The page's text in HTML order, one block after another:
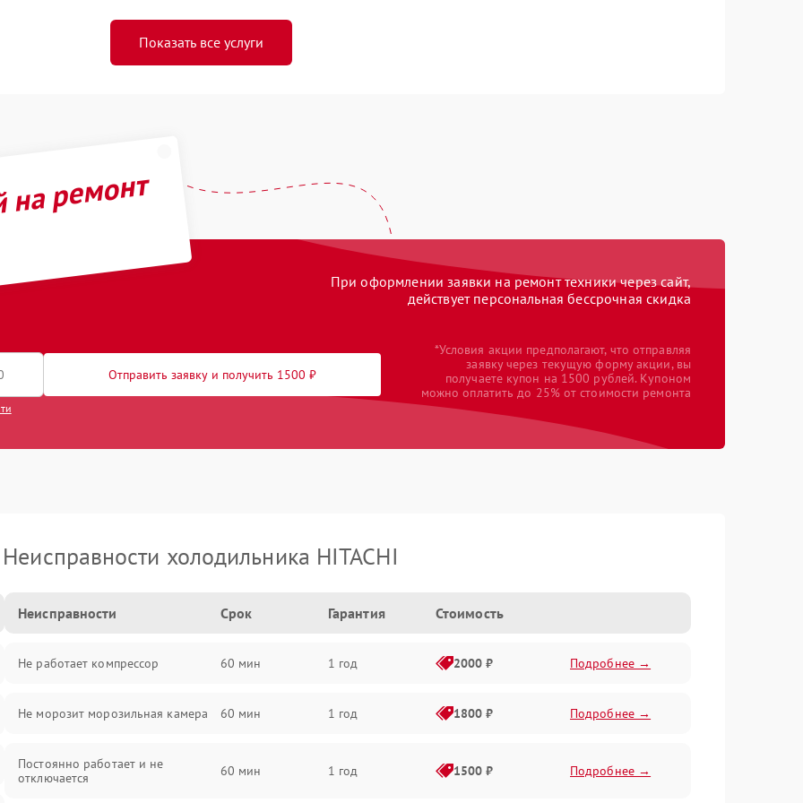
Показать все услуги
ремонт
При оформлении заявки на ремонт техники через сайт,
действует персональная бессрочная скидка
Отправить заявку и получить 1500 ₽
*Условия акции предполагают, что отправляя
заявку через текущую форму акции, вы
получаете купон на 1500 рублей. Купоном
можно оплатить до 25% от стоимости ремонта
Неисправности холодильника HITACHI
Неисправности Срок Гарантия Стоимость
Не работает компрессор 60 мин 1 год 2000 ₽ Подробнее →
Не морозит морозильная камера 60 мин 1 год 1800 ₽ Подробнее →
Постоянно работает и не
отключается
60 мин 1 год 1500 ₽ Подробнее →